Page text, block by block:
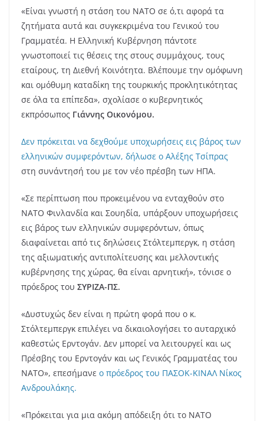
«Είναι γνωστή η στάση του ΝΑΤΟ σε ό,τι αφορά τα
ζητήματα αυτά και συγκεκριμένα του Γενικού του
Γραμματέα. Η Ελληνική Κυβέρνηση πάντοτε
γνωστοποιεί τις θέσεις της στους συμμάχους, τους
εταίρους, τη Διεθνή Κοινότητα. Βλέπουμε την ομόφωνη
και ομόθυμη καταδίκη της τουρκικής προκλητικότητας
σε όλα τα επίπεδα», σχολίασε ο κυβερνητικός
εκπρόσωπος Γιάννης Οικονόμου.
Δεν πρόκειται να δεχθούμε υποχωρήσεις εις βάρος των
ελληνικών συμφερόντων, δήλωσε ο Αλέξης Τσίπρας
στη συνάντησή του με τον νέο πρέσβη των ΗΠΑ.
«Σε περίπτωση που προκειμένου να ενταχθούν στο
ΝΑΤΟ Φινλανδία και Σουηδία, υπάρξουν υποχωρήσεις
εις βάρος των ελληνικών συμφερόντων, όπως
διαφαίνεται από τις δηλώσεις Στόλτεμπεργκ, η στάση
της αξιωματικής αντιπολίτευσης και μελλοντικής
κυβέρνησης της χώρας, θα είναι αρνητική», τόνισε ο
πρόεδρος του ΣΥΡΙΖΑ-ΠΣ.
«Δυστυχώς δεν είναι η πρώτη φορά που ο κ.
Στόλτεμπεργκ επιλέγει να δικαιολογήσει το αυταρχικό
καθεστώς Ερντογάν. Δεν μπορεί να λειτουργεί και ως
Πρέσβης του Ερντογάν και ως Γενικός Γραμματέας του
ΝΑΤΟ», επεσήμανε ο πρόεδρος του ΠΑΣΟΚ-ΚΙΝΑΛ Νίκος
Ανδρουλάκης.
«Πρόκειται για μια ακόμη απόδειξη ότι το ΝΑΤΟ